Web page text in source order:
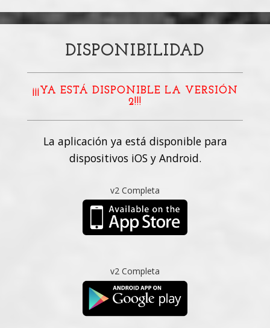
DISPONIBILIDAD
¡¡¡YA ESTÁ DISPONIBLE LA VERSIÓN
2!!!
La aplicación ya está disponible para
dispositivos iOS y Android.
v2 Completa
v2 Completa